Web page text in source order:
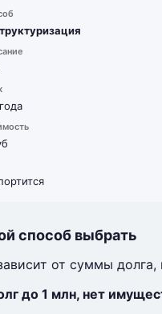
способ выбрать
от суммы
до 1 млн, нет